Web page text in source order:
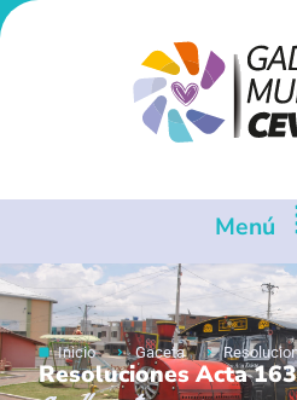
Menú
Inicio Gaceta
Resoluciones Acta